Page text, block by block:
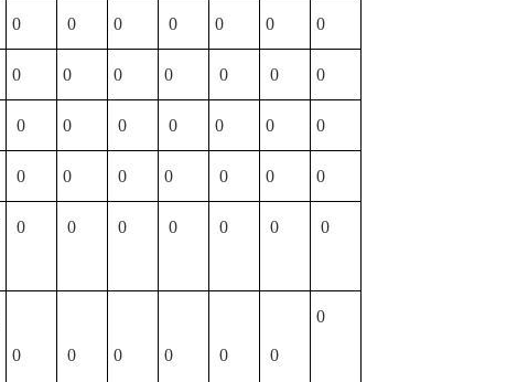
0 0 0 0 0 0 0
0 0 0 0 0 0 0
0 0 0 0 0 0 0
0 0 0 0 0 0 0
0 0 0 0 0 0 0
0 0 0 0 0 0
0